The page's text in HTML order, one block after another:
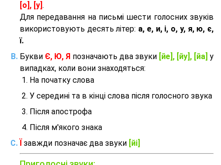
[о], [у] .
Для передавання на письмі шести голосних звуків
використовують десять літер: а, е, и, і, о, у, я, ю, є,
ї.
Букви Є, Ю, Я позначають два звуки [йе], [йу], [йа] у
випадках, коли вони знаходяться:
На початку слова
У середині та в кінці слова після голосного звука
Після апострофа
Після м'якого знака
завжди позначає два звуки [йі]